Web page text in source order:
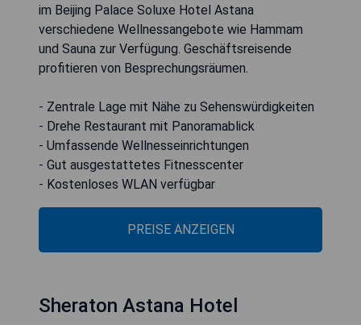
im Beijing Palace Soluxe Hotel Astana
verschiedene Wellnessangebote wie Hammam
und Sauna zur Verfügung. Geschäftsreisende
profitieren von Besprechungsräumen.
- Zentrale Lage mit Nähe zu Sehenswürdigkeiten
- Drehe Restaurant mit Panoramablick
- Umfassende Wellnesseinrichtungen
- Gut ausgestattetes Fitnesscenter
- Kostenloses WLAN verfügbar
PREISE ANZEIGEN
Sheraton Astana Hotel